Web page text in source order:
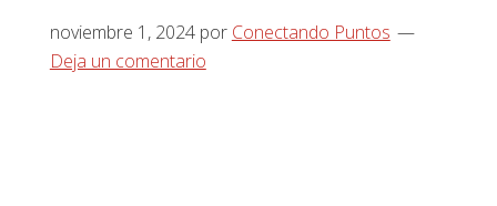
noviembre 1, 2024por Conectando Puntos
Deja un comentario